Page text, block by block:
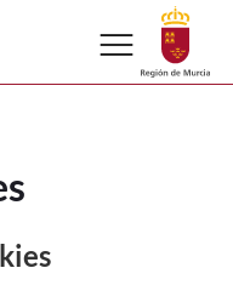
de cookies
menu